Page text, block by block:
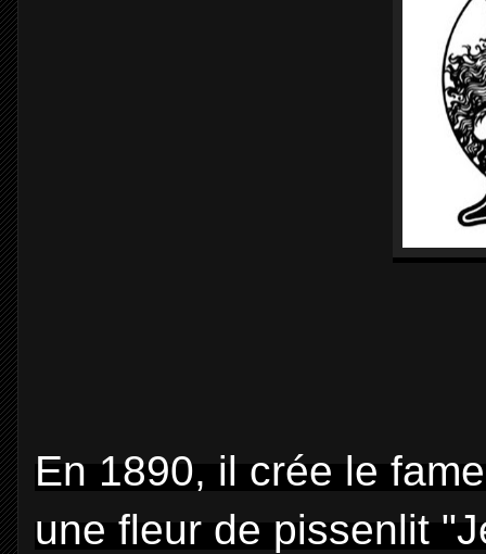
En 1890, il crée le
une fleur de pissenlit